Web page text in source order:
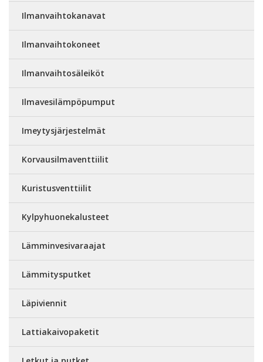
Ilmanvaihtokanavat
Ilmanvaihtokoneet
Ilmanvaihtosäleiköt
Ilmavesilämpöpumput
Imeytysjärjestelmät
Korvausilmaventtiilit
Kuristusventtiilit
Kylpyhuonekalusteet
Lämminvesivaraajat
Lämmitysputket
Läpiviennit
Lattiakaivopaketit